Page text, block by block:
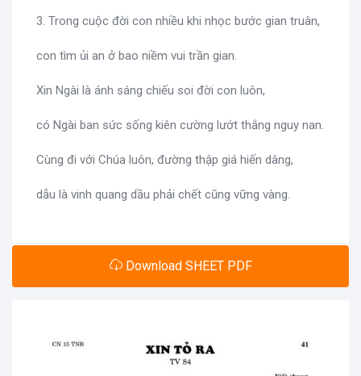
3. Trong cuộc đời con nhiều khi nhọc bước gian truân,
con tìm ủi an ở bao niềm vui trần gian.
Xin Ngài là ánh sáng chiếu soi đời con luôn,
có Ngài ban sức sống kiên cường lướt thắng nguy nan.
Cùng đi với Chúa luôn, đường thập giá hiến dâng,
dẫu là vinh quang dầu phải chết cũng vững vàng.
Download SHEET PDF